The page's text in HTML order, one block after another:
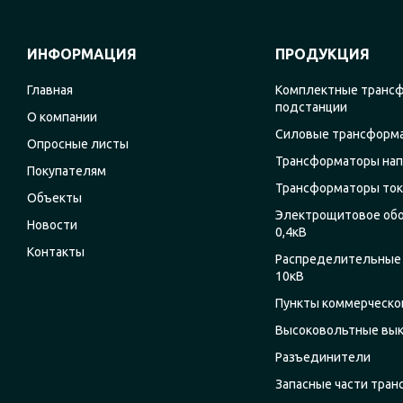
ИНФОРМАЦИЯ
Главная
О компании
Опросные листы
Покупателям
Объекты
Новости
Контакты
ПРОДУКЦИЯ
Комплектные
подстанции
Силовые
Трансформаторы
Трансформаторы
Электрощитовое
0,4кВ
Распределительные
10кВ
Пункты
Высоковольтные
Разъединители
Запасные части